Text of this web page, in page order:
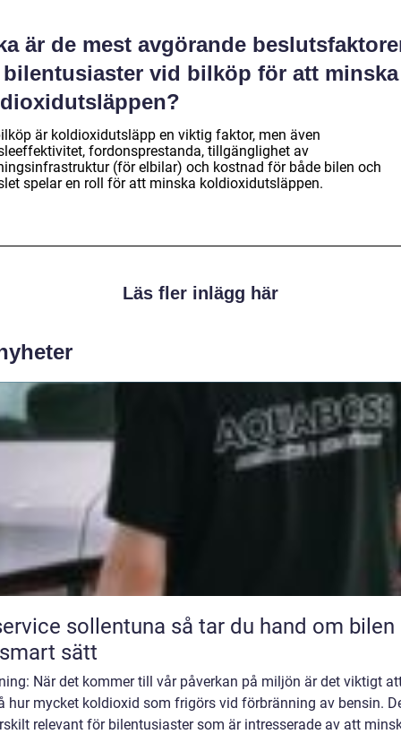
är de mest avgörande
vid bilköp för att minska
är koldioxidutsläpp en viktig faktor, men även
fordonsprestanda, tillgänglighet av
(för elbilar) och kostnad för både bilen och
spelar en roll för att minska koldioxidutsläppen.
Läs fler inlägg här
sollentuna så tar du hand om bilen på
sätt
När det kommer till vår påverkan på miljön är det viktigt
hur mycket koldioxid som frigörs vid förbränning av bensin.
relevant för bilentusiaster som är intresserade av att